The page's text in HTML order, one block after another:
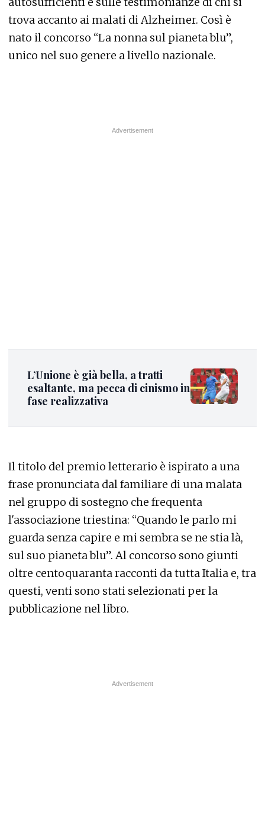
trova accanto ai malati di Alzheimer. Così è
nato il concorso “La nonna sul pianeta blu”,
unico nel suo genere a livello nazionale.
L’Unione è già bella, a tratti
esaltante, ma pecca di cinismo in
fase realizzativa
Il titolo del premio letterario è ispirato a una
frase pronunciata dal familiare di una malata
nel gruppo di sostegno che frequenta
l'associazione triestina: “Quando le parlo mi
guarda senza capire e mi sembra se ne stia là,
sul suo pianeta blu”. Al concorso sono giunti
oltre centoquaranta racconti da tutta Italia e, tra
questi, venti sono stati selezionati per la
pubblicazione nel libro.